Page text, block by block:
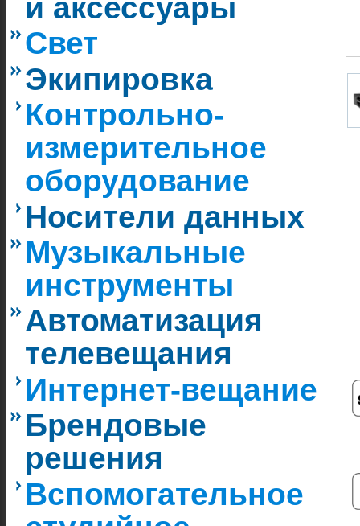
и аксессуары
Свет
Экипировка
Контрольно-
измерительное
оборудование
Носители данных
Музыкальные
инструменты
Автоматизация
телевещания
Интернет-вещание
Брендовые
решения
Вспомогательное